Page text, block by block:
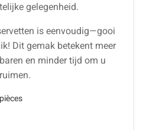
gelegenheid.
is eenvoudig—gooi
Dit gemak betekent meer
en minder tijd om u